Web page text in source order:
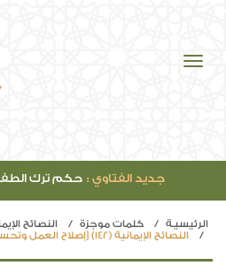
جديد الفتاوي : حكم ترك
الرئيسيـة كلمات موجزة
النصائح
النصائح الإيمانية (142) [إصلاح العمل وتحسينه وإتقانه]